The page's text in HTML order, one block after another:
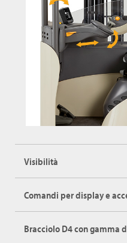
Visibilità
Comandi per display e
Bracciolo D4 con gamma